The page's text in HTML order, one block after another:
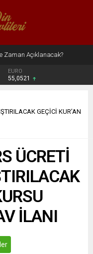
EURO
55,0521
GEÇİCİ KUR’AN
ÜCRETİ
İLANI